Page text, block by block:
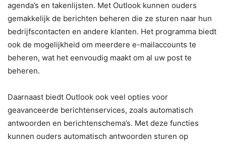
agenda’s en takenlijsten. Met Outlook kunnen ouders
gemakkelijk de berichten beheren die ze sturen naar hun
bedrijfscontacten en andere klanten. Het programma biedt
ook de mogelijkheid om meerdere e-mailaccounts te
beheren, wat het eenvoudig maakt om al uw post te
beheren.
Daarnaast biedt Outlook ook veel opties voor
geavanceerde berichtenservices, zoals automatisch
antwoorden en berichtenschema’s. Met deze functies
kunnen ouders automatisch antwoorden sturen op